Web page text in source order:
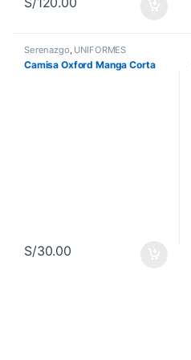
Serenazgo, UNIFORMES
Camisa Oxford Manga Corta
S/30.00